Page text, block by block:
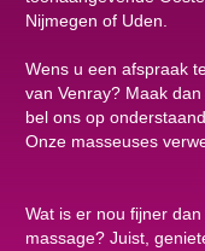
Nijmegen of Uden.
Wens u een afspraak
van Venray? Maak
bel ons op
Onze masseuses
Wat is er nou fijner
massage? Juist,